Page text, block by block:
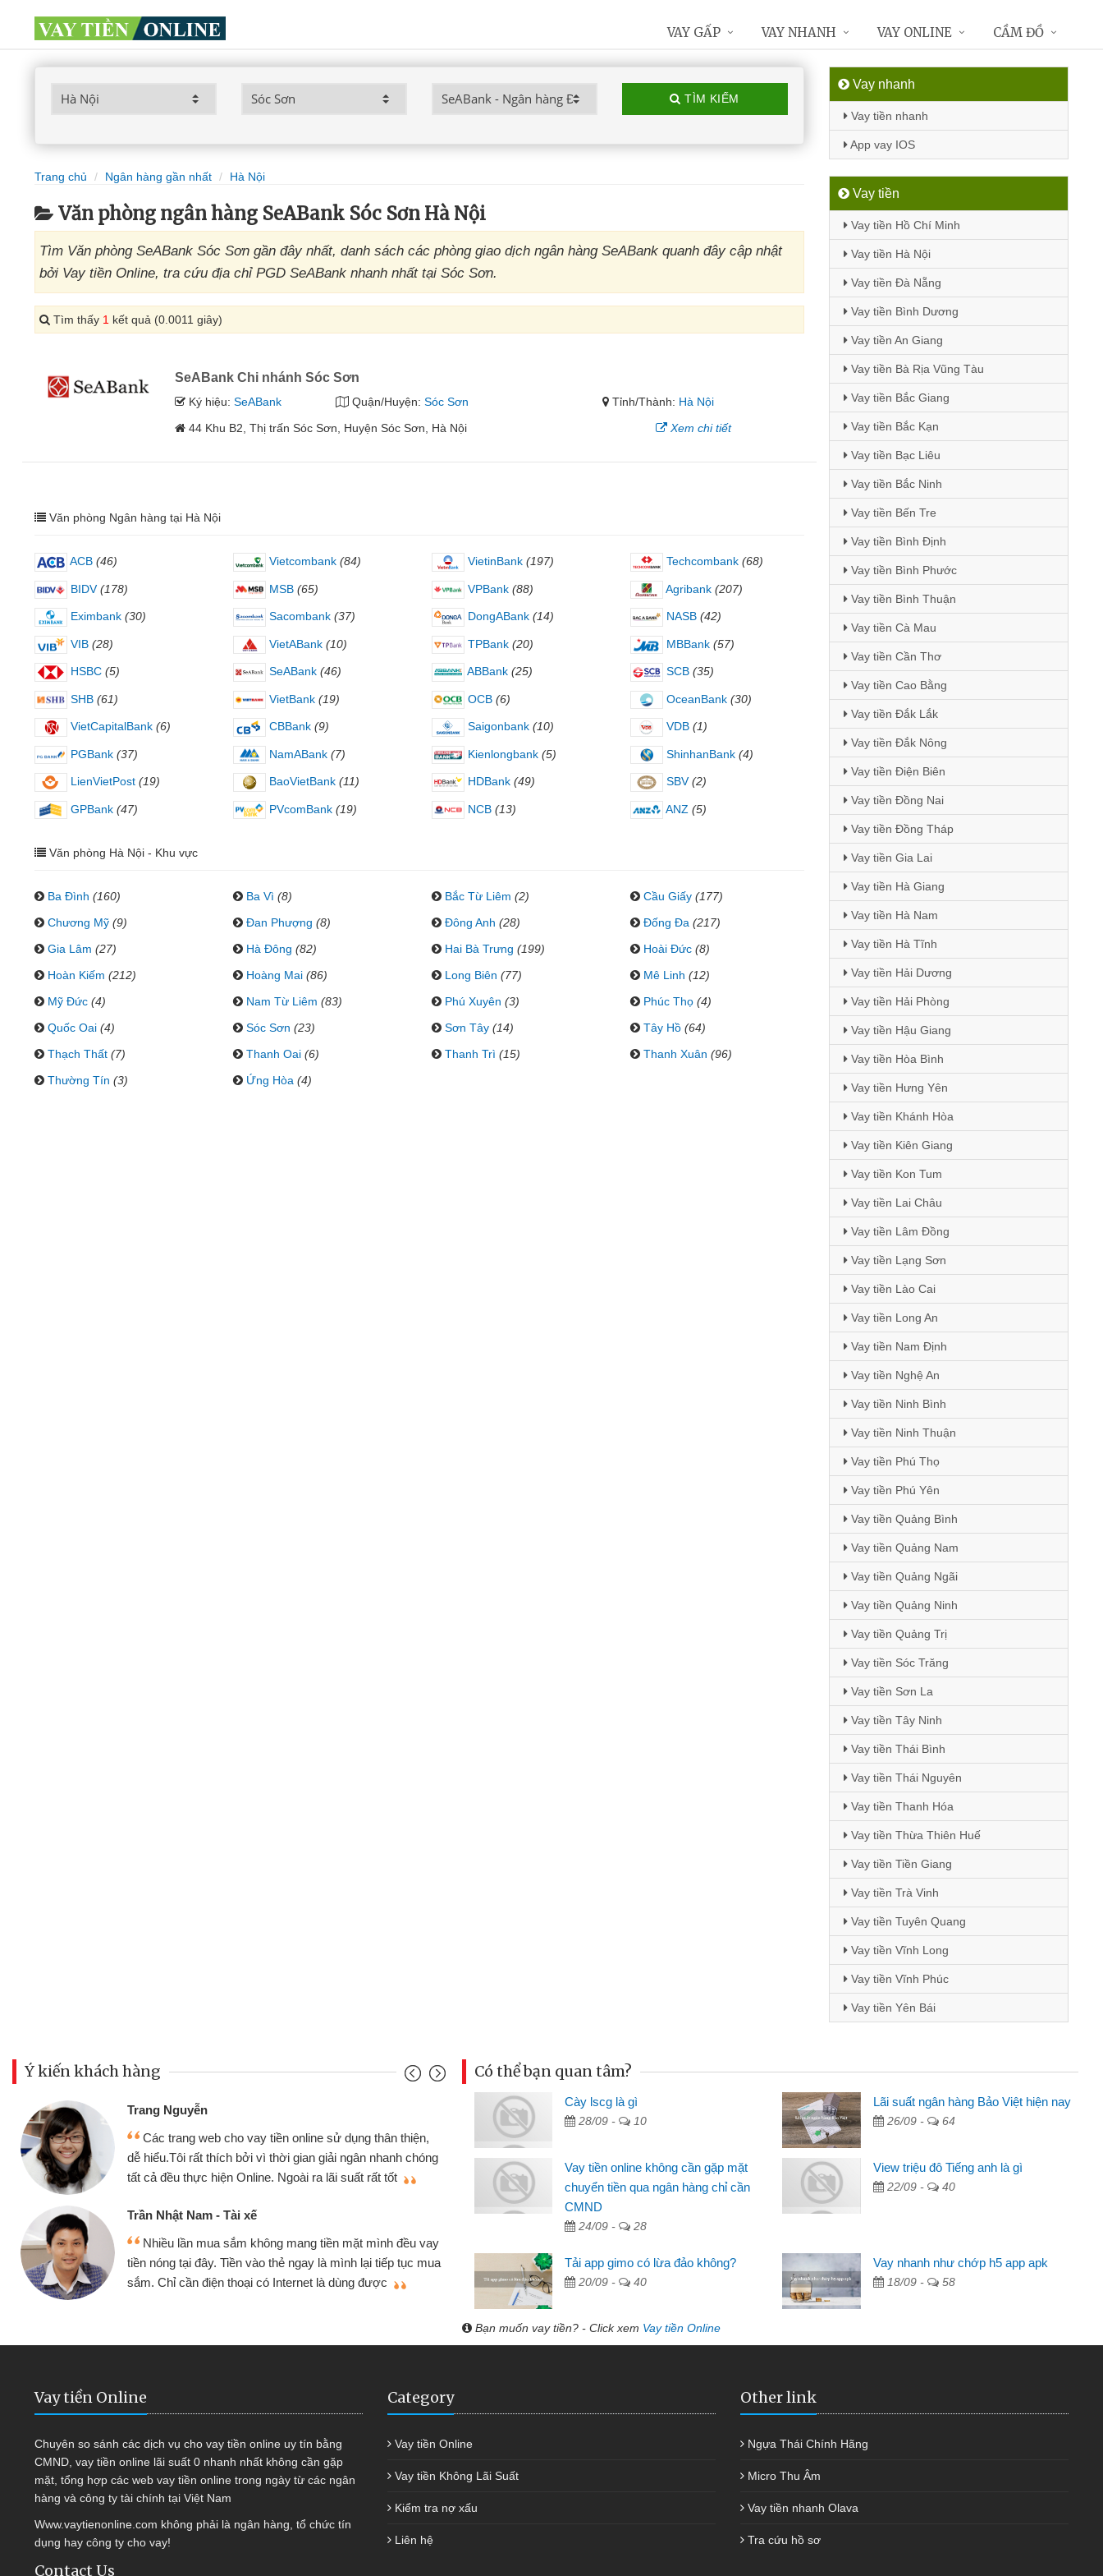
TÌM KIẾM
Trang chủ Ngân hàng gần nhất Hà Nội
Văn phòng ngân hàng SeABank Sóc Sơn Hà Nội
Tìm Văn phòng SeABank Sóc Sơn gần đây nhất, danh sách các phòng giao dịch ngân hàng SeABank quanh đây cập nhật
bởi Vay tiền Online, tra cứu địa chỉ PGD SeABank nhanh nhất tại Sóc Sơn.
Tìm thấy 1 kết quả (0.0011 giây)
SeABank Chi nhánh Sóc Sơn
Ký hiệu:SeABank Quận/Huyện: Sóc Sơn Tỉnh/Thành: Hà Nội
44 Khu B2, Thị trấn Sóc Sơn, Huyện Sóc Sơn, Hà Nội
Xem chi tiết
Văn phòng Ngân hàng tại Hà Nội
ACB (46) Vietcombank (84) VietinBank (197) Techcombank (68)
BIDV (178) MSB (65) VPBank (88) Agribank (207)
Eximbank (30) Sacombank (37) DongABank (14) NASB (42)
VIB (28) VietABank (10) TPBank (20) MBBank (57)
HSBC (5) SeABank (46) ABBank (25) SCB (35)
SHB (61) VietBank (19) OCB (6) OceanBank (30)
VietCapitalBank (6) CBBank (9) Saigonbank (10) VDB (1)
PGBank (37) NamABank (7) Kienlongbank (5) ShinhanBank (4)
LienVietPost (19) BaoVietBank (11) HDBank (49) SBV (2)
GPBank (47) PVcomBank (19) NCB (13) ANZ (5)
Văn phòng Hà Nội - Khu vực
Ba Đình (160) Ba Vì (8) Bắc Từ Liêm (2) Cầu Giấy (177)
Chương Mỹ (9) Đan Phượng (8) Đông Anh (28) Đống Đa (217)
Gia Lâm (27) Hà Đông (82) Hai Bà Trưng (199) Hoài Đức (8)
Hoàn Kiếm (212) Hoàng Mai (86) Long Biên (77) Mê Linh (12)
Mỹ Đức (4) Nam Từ Liêm (83) Phú Xuyên (3) Phúc Thọ (4)
Quốc Oai (4) Sóc Sơn (23) Sơn Tây (14) Tây Hồ (64)
Thạch Thất (7) Thanh Oai (6) Thanh Trì (15) Thanh Xuân (96)
Thường Tín (3) Ứng Hòa (4)
Vay nhanh
Vay tiền nhanh
App vay IOS
Vay tiền
Vay tiền Hồ Chí Minh
Vay tiền Hà Nội
Vay tiền Đà Nẵng
Vay tiền Bình Dương
Vay tiền An Giang
Vay tiền Bà Rịa Vũng Tàu
Vay tiền Bắc Giang
Vay tiền Bắc Kạn
Vay tiền Bạc Liêu
Vay tiền Bắc Ninh
Vay tiền Bến Tre
Vay tiền Bình Định
Vay tiền Bình Phước
Vay tiền Bình Thuận
Vay tiền Cà Mau
Vay tiền Cần Thơ
Vay tiền Cao Bằng
Vay tiền Đắk Lắk
Vay tiền Đắk Nông
Vay tiền Điện Biên
Vay tiền Đồng Nai
Vay tiền Đồng Tháp
Vay tiền Gia Lai
Vay tiền Hà Giang
Vay tiền Hà Nam
Vay tiền Hà Tĩnh
Vay tiền Hải Dương
Vay tiền Hải Phòng
Vay tiền Hậu Giang
Vay tiền Hòa Bình
Vay tiền Hưng Yên
Vay tiền Khánh Hòa
Vay tiền Kiên Giang
Vay tiền Kon Tum
Vay tiền Lai Châu
Vay tiền Lâm Đồng
Vay tiền Lạng Sơn
Vay tiền Lào Cai
Vay tiền Long An
Vay tiền Nam Định
Vay tiền Nghệ An
Vay tiền Ninh Bình
Vay tiền Ninh Thuận
Vay tiền Phú Thọ
Vay tiền Phú Yên
Vay tiền Quảng Bình
Vay tiền Quảng Nam
Vay tiền Quảng Ngãi
Vay tiền Quảng Ninh
Vay tiền Quảng Trị
Vay tiền Sóc Trăng
Vay tiền Sơn La
Vay tiền Tây Ninh
Vay tiền Thái Bình
Vay tiền Thái Nguyên
Vay tiền Thanh Hóa
Vay tiền Thừa Thiên Huế
Vay tiền Tiền Giang
Vay tiền Trà Vinh
Vay tiền Tuyên Quang
Vay tiền Vĩnh Long
Vay tiền Vĩnh Phúc
Vay tiền Yên Bái
VAY GẤP VAY NHANH VAY ONLINE CẦM ĐỒ
Ý kiến khách hàng
cho vay tiền online sử dụng thân thiện,
bởi vì thời gian giải ngân nhanh chóng
Online. Ngoài ra lãi suất rất tốt
Tài xế
sắm không mang tiền mặt mình đều vay
vào thẻ ngay là mình lại tiếp tục mua
thoại có Internet là dùng được
Mình cần tiền gấp nên định cầm cố chiếc xe wave
nhưng thật may đã có gói vay tiền bằng CMND online
không cần gặp mặt nên rất tiện lợi, sẽ giới thiệu cho bạn
Tôi kinh doanh buôn bán nhỏ lẻ nhiều lúc cần vốn nhập
hàng, nhờ biết đến website qua bạn bè giới thiệu tôi đã giải
quyết được công việc của mình nhanh chóng
Mai Lan - Sinh viên
Tôi biết đến thông qua quảng cáo trên facebook. Tôi là
sinh viên nên cần đóng tiền nhà, sinh nhật bạn bè, mà đọc
thấy thủ tục nhanh gọn nên tôi quyết định vay
Lâm Minh Chánh
cần có 2 triệu để giải quyết việc riêng, trong 1-2 ngày tôi trả
được thôi. Cảm ơn đã giúp tôi kịp thời và nhanh chóng
Có thể bạn quan tâm?
Cày lscg là gì
28/09 - 10
Lãi suất ngân hàng Bảo Việt hiện nay
26/09 - 64
Vay tiền online không cần gặp mặt
chuyển tiền qua ngân hàng chỉ cần
CMND
24/09 - 28
View triệu đô Tiếng anh là gì
22/09 - 40
Tải app gimo có lừa đảo không?
20/09 - 40
Vay nhanh như chớp h5 app apk
18/09 - 58
Bạn muốn vay tiền? - Click xem Vay tiền Online
Vay tiền Online
Chuyên so sánh các dịch vụ cho vay tiền online uy tín bằng
CMND, vay tiền online lãi suất 0 nhanh nhất không cần gặp
mặt, tổng hợp các web vay tiền online trong ngày từ các ngân
hàng và công ty tài chính tại Việt Nam
Www.vaytienonline.com không phải là ngân hàng, tổ chức tín
dụng hay công ty cho vay!
Contact Us
Category
Vay tiền Online
Vay tiền Không Lãi Suất
Kiểm tra nợ xấu
Liên hệ
Other link
Ngựa Thái Chính Hãng
Micro Thu Âm
Vay tiền nhanh Olava
Tra cứu hồ sơ